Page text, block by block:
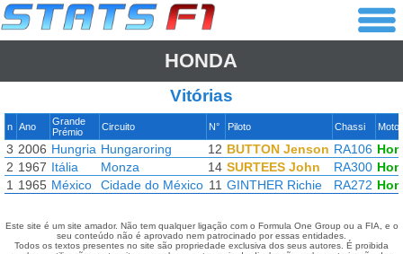
HONDA
Vitórias
n Ano
Grande
Prémio
Circuito N° Piloto Chassi
3 2006 Hungria Hungaroring 12 BUTTON Jenson RA106
2 1967 Itália Monza 14 SURTEES John RA300
1 1965 México Cidade do México 11 GINTHER Richie RA272
Este site é um site amador. Não tem qualquer ligação com o Formula One Group ou a FIA, e o
seu conteúdo não é aprovado nem patrocinado por essas entidades.
Todos os textos presentes no site são propriedade exclusiva dos seus autores. É proibida